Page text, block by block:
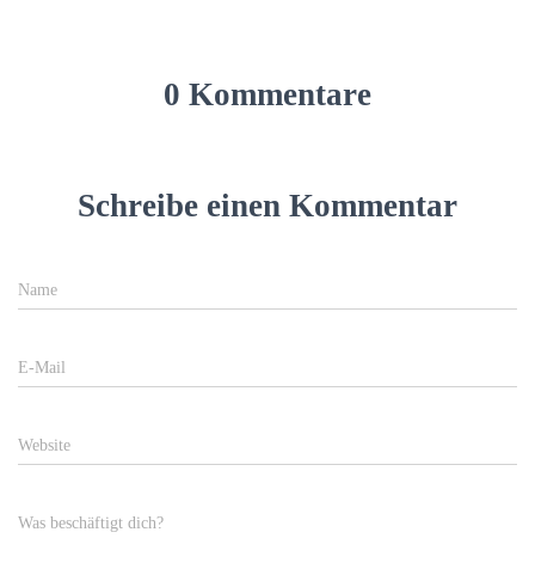
0 Kommentare
Schreibe einen Kommentar
Name
E-Mail
Website
Was beschäftigt dich?